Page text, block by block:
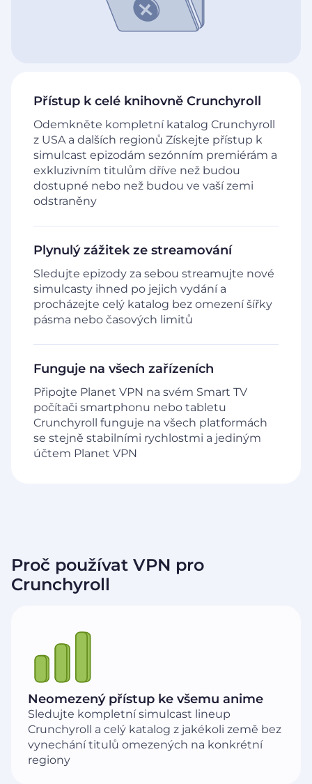
Přístup k celé knihovně Crunchyroll
Odemkněte kompletní katalog Crunchyroll
z USA a dalších regionů Získejte přístup k
simulcast epizodám sezónním premiérám a
exkluzivním titulům dříve než budou
dostupné nebo než budou ve vaší zemi
odstraněny
Plynulý zážitek ze streamování
Sledujte epizody za sebou streamujte nové
simulcasty ihned po jejich vydání a
procházejte celý katalog bez omezení šířky
pásma nebo časových limitů
Funguje na všech zařízeních
Připojte Planet VPN na svém Smart TV
počítači smartphonu nebo tabletu
Crunchyroll funguje na všech platformách
se stejně stabilními rychlostmi a jediným
účtem Planet VPN
Proč používat VPN pro
Crunchyroll
Neomezený přístup ke všemu anime
Sledujte kompletní simulcast lineup
Crunchyroll a celý katalog z jakékoli země bez
vynechání titulů omezených na konkrétní
regiony